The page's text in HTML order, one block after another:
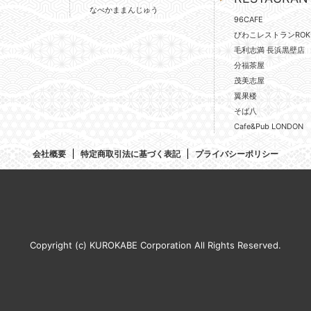
なべかままんじゅう
96CAFE
びわこレストラン
毛利志満 長浜黒壁店
分福茶屋
茂美志屋
翼果楼
そば八
Cafe&Pub LONDON
会社概要 特定商取引法に基づく表記 プライバシーポリシー
Copyright (c) KUROKABE Corporation All Rights Reserved.